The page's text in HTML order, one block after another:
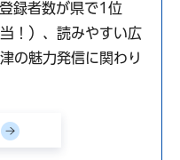
録者数が県で1位
！）、読みやすい広
の魅力発信に関わり